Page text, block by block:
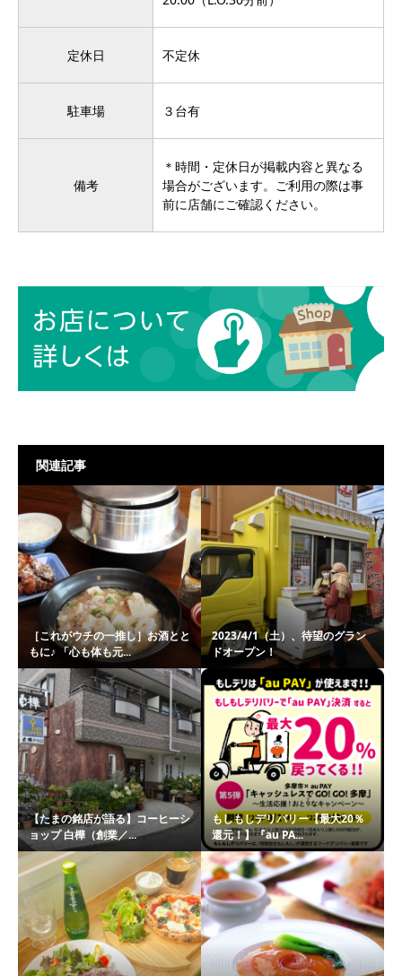
定休日 不定休
駐車場 ３台有
備考
＊時間・定休日が掲載内容と異なる
場合がございます。ご利用の際は事
前に店舗にご確認ください。
関連記事
［これがウチの一推し］お酒とと
もに♪ 「心も体も元...
2023/4/1（土）、待望のグラン
ドオープン！
【たまの銘店が語る】コーヒーシ
ョップ 白樺（創業／...
もしもしデリバリー【最大20％
還元！】『au PA...